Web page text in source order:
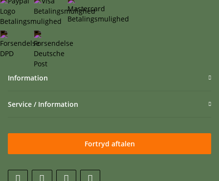
Information
Service / Information
Fortryd aftalen